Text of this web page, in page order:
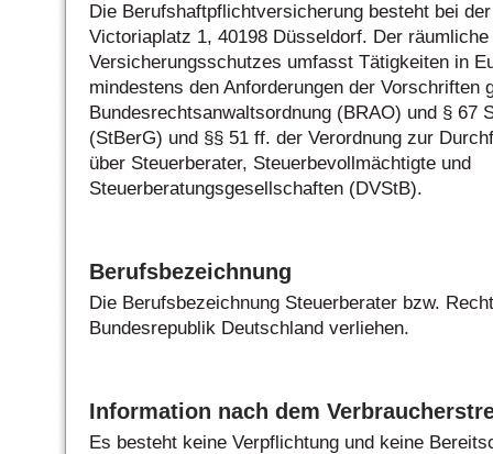
Die Berufshaftpflichtversicherung besteht bei
Victoriaplatz 1, 40198 Düsseldorf. Der
Versicherungsschutzes umfasst Tätigkeiten in
mindestens den Anforderungen der Vorschriften
Bundesrechtsanwaltsordnung (BRAO) und § 67
(StBerG) und §§ 51 ff. der Verordnung zur
über Steuerberater, Steuerbevollmächtigte und
Steuerberatungsgesellschaften (DVStB).
Berufsbezeichnung
Die Berufsbezeichnung Steuerberater bzw.
Bundesrepublik Deutschland verliehen.
Information nach dem
Es besteht keine Verpflichtung und keine